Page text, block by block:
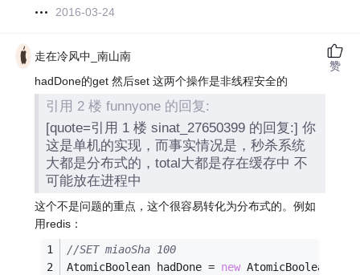
2016-03-24
走在冷风中_南山南
hadDone的get 然后set 这两个操作是非线程安全的
引用 2 楼 funnyone 的回复:
[quote=引用 1 楼 sinat_27650399 的回复:] 你
这是单机的实现，而事实情况是，秒杀系统
大都是分布式的，total大都是存在缓存中 不
可能放在进程中
这个不是问题的重点，这个很容易转化为分布式的。例如
用redis：
//SET miaoSha 100
AtomicBoolean hadDone = new AtomicBoolean(
赞